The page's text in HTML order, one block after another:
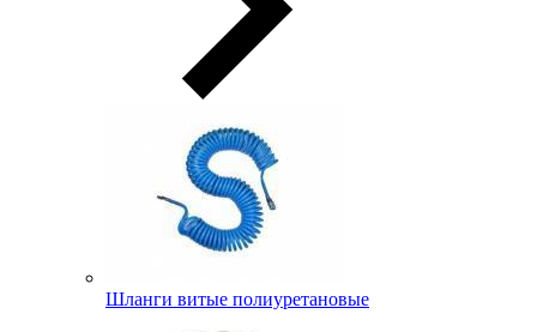
Шланги витые полиуретановые